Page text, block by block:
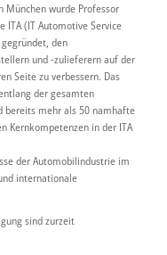
München wurde Professor
ITA (IT Automotive Service
den
und -zulieferern auf der
Seite zu verbessern. Das
der gesamten
bereits mehr als 50 namhafte
Kernkompetenzen in der ITA
der Automobilindustrie im
internationale
sind zurzeit